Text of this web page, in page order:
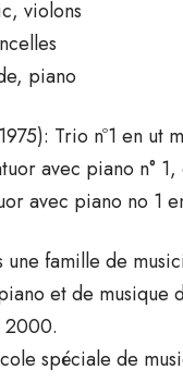
violons
piano
Trio nº1 en ut
avec piano n°
avec piano no 1
famille de
et de musique
2000.
spéciale de